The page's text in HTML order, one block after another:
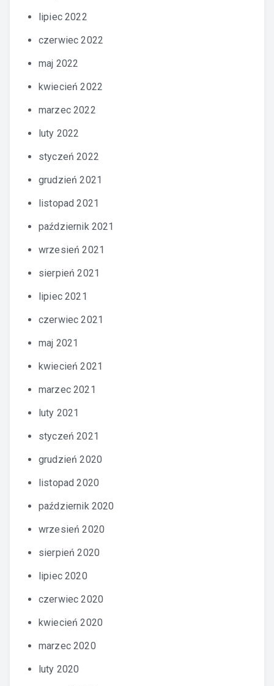
lipiec 2022
czerwiec 2022
maj 2022
kwiecień 2022
marzec 2022
luty 2022
styczeń 2022
grudzień 2021
listopad 2021
październik 2021
wrzesień 2021
sierpień 2021
lipiec 2021
czerwiec 2021
maj 2021
kwiecień 2021
marzec 2021
luty 2021
styczeń 2021
grudzień 2020
listopad 2020
październik 2020
wrzesień 2020
sierpień 2020
lipiec 2020
czerwiec 2020
kwiecień 2020
marzec 2020
luty 2020